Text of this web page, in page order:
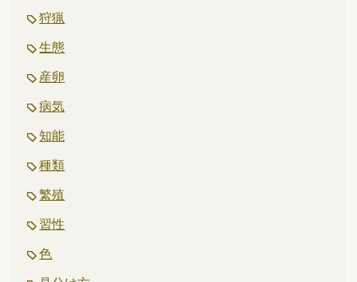
狩猟
生態
産卵
病気
知能
種類
繁殖
習性
色